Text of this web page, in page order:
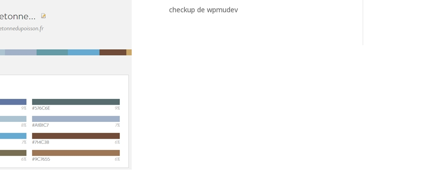
checkup de wpmudev